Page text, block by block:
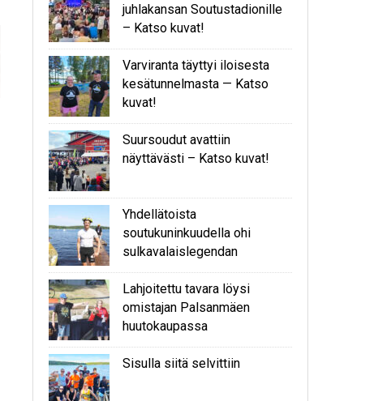
juhlakansan Soutustadionille
– Katso kuvat!
Varviranta täyttyi iloisesta
kesätunnelmasta — Katso
kuvat!
Suursoudut avattiin
näyttävästi – Katso kuvat!
Yhdellätoista
soutukuninkuudella ohi
sulkavalaislegendan
Lahjoitettu tavara löysi
omistajan Palsanmäen
huutokaupassa
Sisulla siitä selvittiin